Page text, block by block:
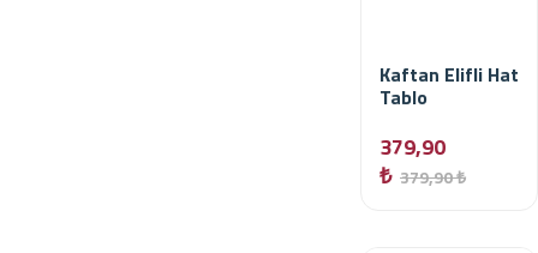
Kaftan Elifli Hat
Tablo
379,90
₺ 379,90 ₺